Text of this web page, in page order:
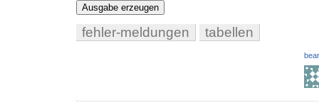
Ausgabe erzeugen
fehler-meldungen tabellen